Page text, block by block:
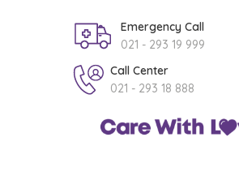
Emergency Call
021 - 293 19 999
Call Center
021 - 293 18 888